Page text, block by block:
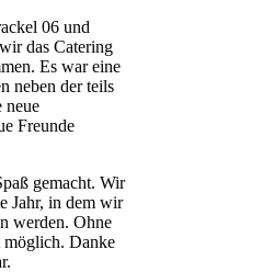
06 und
das Catering
Es war eine
neben der teils
neue
Freunde
gemacht. Wir
Jahr, in dem wir
werden. Ohne
möglich. Danke